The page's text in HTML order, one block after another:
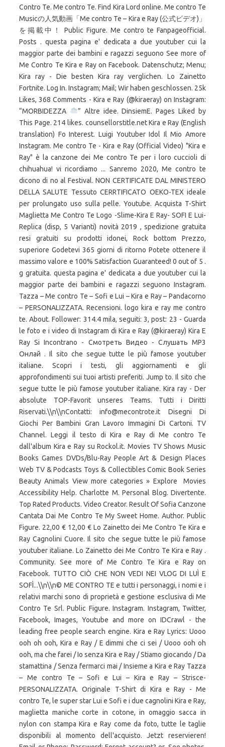
Contro Te. Me contro Te. Find Kira Lord online. Me contro Te
Musicの人気動画「Me contro Te – Kira e Ray (公式ビデオ)」
を掲載中！ Public Figure. Me contro te Fanpageofficial.
Posts . questa pagina e' dedicata a due youtuber cui la
maggior parte dei bambini e ragazzi seguono See more of
Me Contro Te Kira e Ray on Facebook. Datenschutz; Menu;
Kira ray - Die besten Kira ray verglichen. Lo Zainetto
Fortnite. Log In. Instagram; Mail; Wir haben geschlossen. 25k
Likes, 368 Comments - Kira e Ray (@kiraeray) on Instagram:
“MORBIDEZZA
” Altre idee. DinsiemE. Pages Liked by
This Page. 214 likes. counsellorstitle.net Kira e Ray (English
translation) Fo Interest. Luigi Youtuber Idol Il Mio Amore
Instagram. Me contro Te - Kira e Ray (Official Video) "Kira e
Ray" è la canzone dei Me contro Te per i loro cuccioli di
chihuahua! vi ricordiamo ... Sanremo 2020, Me contro te
dicono di no al Festival. NON CERTIFICATE DAL MINISTERO
DELLA SALUTE Tessuto CERRTIFICATO OEKO-TEX ideale
per prolungato uso sulla pelle. Youtube. Acquista T-Shirt
Maglietta Me Contro Te Logo -Slime-Kira E Ray- SOFI E Lui-
Replica (disp, 5 Varianti) novità 2019 , spedizione gratuita
resi gratuiti su prodotti idonei, Rock bottom Prezzo,
superiore Godetevi 365 giorni di ritorno Potete ottenere il
massimo valore e 100% Satisfaction Guaranteed! 0 out of 5 .
g gratuita. questa pagina e' dedicata a due youtuber cui la
maggior parte dei bambini e ragazzi seguono Instagram.
Tazza – Me contro Te – Sofi e Lui – Kira e Ray – Pandacorno
– PERSONALIZZATA. Recensioni. logo kira e ray me contro
te. About. Follower: 314.4 mila, seguiti: 3, post: 23 - Guarda
le foto e i video di Instagram di Kira e Ray (@kiraeray) Kira E
Ray Si Incontrano - Смотреть Видео - Слушать MP3
Онлай . Il sito che segue tutte le più famose youtuber
italiane. Scopri i testi, gli aggiornamenti e gli
approfondimenti sui tuoi artisti preferiti. Jump to. Il sito che
segue tutte le più famose youtuber italiane. Kira ray - Der
absolute TOP-Favorit unseres Teams. Tutti i Diritti
Riservati.\\n\\nContatti: info@mecontrote.it Disegni Di
Giochi Per Bambini Gran Lavoro Immagini Di Cartoni. TV
Channel. Leggi il testo di Kira e Ray di Me contro Te
dall'album Kira e Ray su Rockol.it. Movies TV Shows Music
Books Games DVDs/Blu-Ray People Art & Design Places
Web TV & Podcasts Toys & Collectibles Comic Book Series
Beauty Animals View more categories » Explore
Movies
Accessibility Help. Charlotte M. Personal Blog. Divertente.
Top Rated Products. Video Creator. Result Of Sofia Canzone
Cantata Dai Me Contro Te My Sweet Home. Author. Public
Figure. 22,00 € 12,00 € Lo Zainetto dei Me Contro Te Kira e
Ray Cagnolini Cuore. Il sito che segue tutte le più famose
youtuber italiane. Lo Zainetto dei Me Contro Te Kira e Ray .
Community. See more of Me Contro Te Kira e Ray on
Facebook. TUTTO CIÒ CHE NON VEDI NEI VLOG DI LUÌ E
SOFÌ...\\n\\n© ME CONTRO TE e tutti i personaggi, i nomi e i
relativi marchi sono di proprietà e gestione esclusiva di Me
Contro Te Srl. Public Figure. Instagram. Instagram, Twitter,
Facebook, Images, Youtube and more on IDCrawl - the
leading free people search engine. Kira e Ray Lyrics: Uooo
ooh oh ooh, Kira e Ray / E dimmi che ci sei / Uooo ooh oh
ooh, ma che farei / Io senza Kira e Ray / Stiamo giocando / Da
stamattina / Senza fermarci mai / Insieme a Kira e Ray Tazza
– Me contro Te – Sofi e Lui – Kira e Ray – Strisce-
PERSONALIZZATA. Originale T-Shirt di Kira e Ray - Me
contro Te, le super star Lui e Sofi e i due cagnolini Kira e Ray,
maglietta maniche corte in cotone, in omaggio sacca in
nylon con stampa Kira e Ray come da foto, tutte le taglie
disponibili al momento dell'acquisto. Jetzt reservieren!